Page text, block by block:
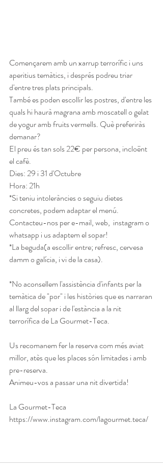
Començarem amb un xarrup terrorífic i uns
aperitius temàtics, i després podreu triar
d'entre tres plats principals.
També es poden escollir les postres, d'entre les
quals hi haurà magrana amb moscatell o gelat
de yogur amb fruits vermells. Què preferiràs
demanar?
El preu és tan sols 22€ per persona, incloënt
el cafè.
Dies: 29 i 31 d'Octubre
Hora: 21h
*Si teniu intoleràncies o seguiu dietes
concretes, podem adaptar el menú.
Contacteu-nos per e-mail, web,  instagram o
whatsapp i us adaptem el sopar!
*La beguda(a escollir entre; refresc, cervesa
damm o galícia, i vi de la casa).
*No aconsellem l'assistència d'infants per la
temàtica de "por" i les històries que es narraran
al llarg del sopar i de l'estància a la nit
terrorífica de La Gourmet-Teca.
Us recomanem fer la reserva com més aviat
millor, atès que les places són limitades i amb
pre-reserva.
Animeu-vos a passar una nit divertida!
La Gourmet-Teca
https://www.instagram.com/lagourmet.teca/